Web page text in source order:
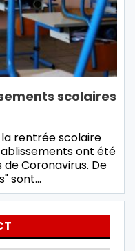
scolaires
rentrée scolaire
ont été
Coronavirus. De
sont…